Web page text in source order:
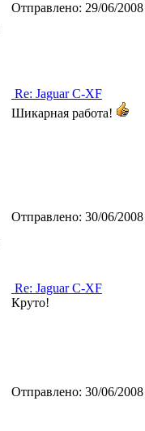
Отправлено: 29/06/
Re: Jaguar C-XF
Шикарная работа!
Отправлено: 30/06/
Re: Jaguar C-XF
Круто!
Отправлено: 30/06/